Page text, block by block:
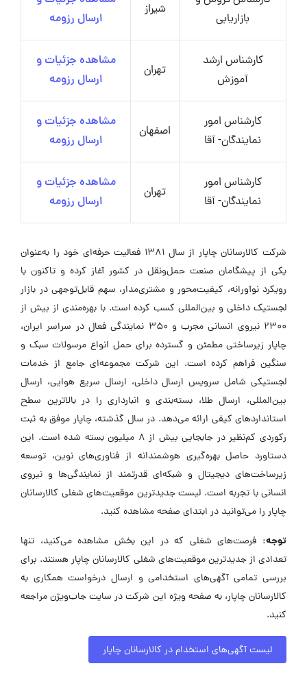
بازاریابی
شیراز
ارسال رزومه
کارشناس ارشد
آموزش
تهران
مشاهده جزئیات و
ارسال رزومه
کارشناس امور
نمایندگان- آقا
اصفهان
مشاهده جزئیات و
ارسال رزومه
کارشناس امور
نمایندگان- آقا
تهران
مشاهده جزئیات و
ارسال رزومه
شرکت کالارسانان چاپار از سال ۱۳۸۱ فعالیت حرفه‌ای خود را به‌عنوان
یکی از پیشگامان صنعت حمل‌ونقل در کشور آغاز کرده و تاکنون با
رویکرد نوآورانه، کیفیت‌محور و مشتری‌مدار، سهم قابل‌توجهی در بازار
لجستیک داخلی و بین‌المللی کسب کرده است. با بهره‌مندی از بیش از
۲۳۰۰ نیروی انسانی مجرب و ۳۵۰ نمایندگی فعال در سراسر ایران،
چاپار زیرساختی مطمئن و گسترده برای حمل انواع مرسولات سبک و
سنگین فراهم کرده است. این شرکت مجموعه‌ای جامع از خدمات
لجستیکی شامل سرویس ارسال داخلی، ارسال سریع هوایی، ارسال
بین‌المللی، ارسال طلا، بسته‌بندی و انبارداری را در بالاترین سطح
استانداردهای کیفی ارائه می‌دهد. در سال گذشته، چاپار موفق به ثبت
رکوردی کم‌نظیر در جابجایی بیش از ۸ میلیون بسته شده است. این
دستاورد حاصل بهره‌گیری هوشمندانه از فناوری‌های نوین، توسعه
زیرساخت‌های دیجیتال و شبکه‌ای قدرتمند از نمایندگی‌ها و نیروی
انسانی با تجربه است. لیست جدیدترین موقعیت‌های شغلی کالارسانان
چاپار را می‌توانید در ابتدای صفحه مشاهده کنید.
توجه: فرصت‌های شغلی که در این بخش مشاهده می‌کنید، تنها
تعدادی از جدیدترین موقعیت‌های شغلی کالارسانان چاپار هستند. برای
بررسی تمامی آگهی‌های استخدامی و ارسال درخواست همکاری به
کالارسانان چاپار، به صفحه ویژه این شرکت در سایت جاب‌ویژن مراجعه
کنید.
لیست آگهی‌های استخدام در کالارسانان چاپار